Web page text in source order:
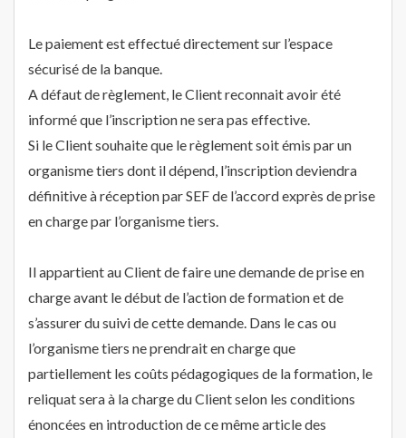
Le paiement est effectué directement sur l’espace
sécurisé de la banque.
A défaut de règlement, le Client reconnait avoir été
informé que l’inscription ne sera pas effective.
Si le Client souhaite que le règlement soit émis par un
organisme tiers dont il dépend, l’inscription deviendra
définitive à réception par SEF de l’accord exprès de prise
en charge par l’organisme tiers.
Il appartient au Client de faire une demande de prise en
charge avant le début de l’action de formation et de
s’assurer du suivi de cette demande. Dans le cas ou
l’organisme tiers ne prendrait en charge que
partiellement les coûts pédagogiques de la formation, le
reliquat sera à la charge du Client selon les conditions
énoncées en introduction de ce même article des